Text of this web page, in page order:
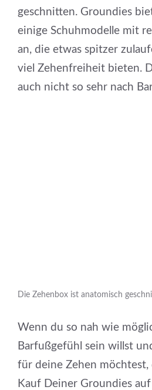
geschnitten. Groundies
einige Schuhmodelle mit
an, die etwas spitzer
viel Zehenfreiheit bieten.
auch nicht so sehr nach
Die Zehenbox ist anatomisch
Wenn du so nah wie
Barfußgefühl sein willst
für deine Zehen möchtest,
Kauf Deiner Groundies